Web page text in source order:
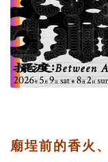
廟埕前的香火